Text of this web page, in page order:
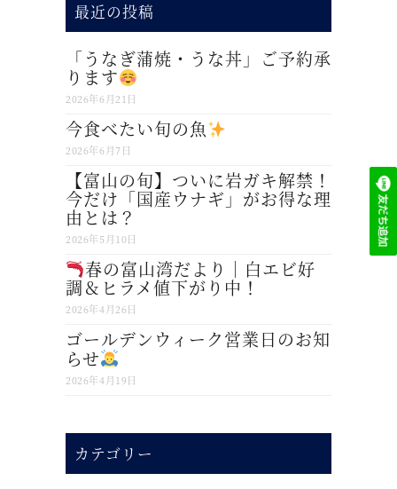
最近の投稿
「うなぎ蒲焼・うな丼」ご予約承
ります
2026年6月21日
今食べたい旬の魚
2026年6月7日
【富山の旬】ついに岩ガキ解禁！
今だけ「国産ウナギ」がお得な理
由とは？
2026年5月10日
春の富山湾だより｜白エビ好
調＆ヒラメ値下がり中！
2026年4月26日
ゴールデンウィーク営業日のお知
らせ
2026年4月19日
カテゴリー